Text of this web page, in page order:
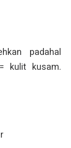
padahal
kulit kusam.